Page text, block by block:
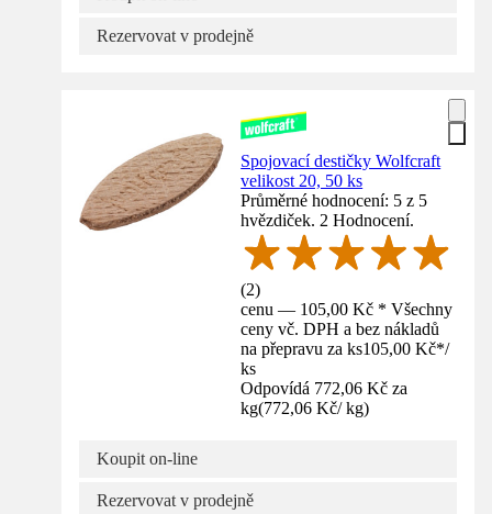
Rezervovat v prodejně
Spojovací destičky Wolfcraft
velikost 20, 50 ks
Průměrné hodnocení: 5 z 5
hvězdiček. 2 Hodnocení.
(2)
cenu — 105,00 Kč * Všechny
ceny vč. DPH a bez nákladů
na přepravu za ks105,00 Kč*/
ks
Odpovídá 772,06 Kč za
kg(772,06 Kč/ kg)
Koupit on-line
Rezervovat v prodejně